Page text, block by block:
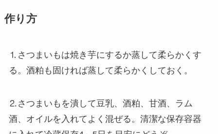
作り方
⒈さつまいもは焼き芋にするか蒸して柔らかくす
る。酒粕も固ければ蒸して柔らかくしておく。
⒉さつまいもを潰して豆乳、酒粕、甘酒、ラム
酒、オイルを入れてよく混ぜる。清潔な保存容器